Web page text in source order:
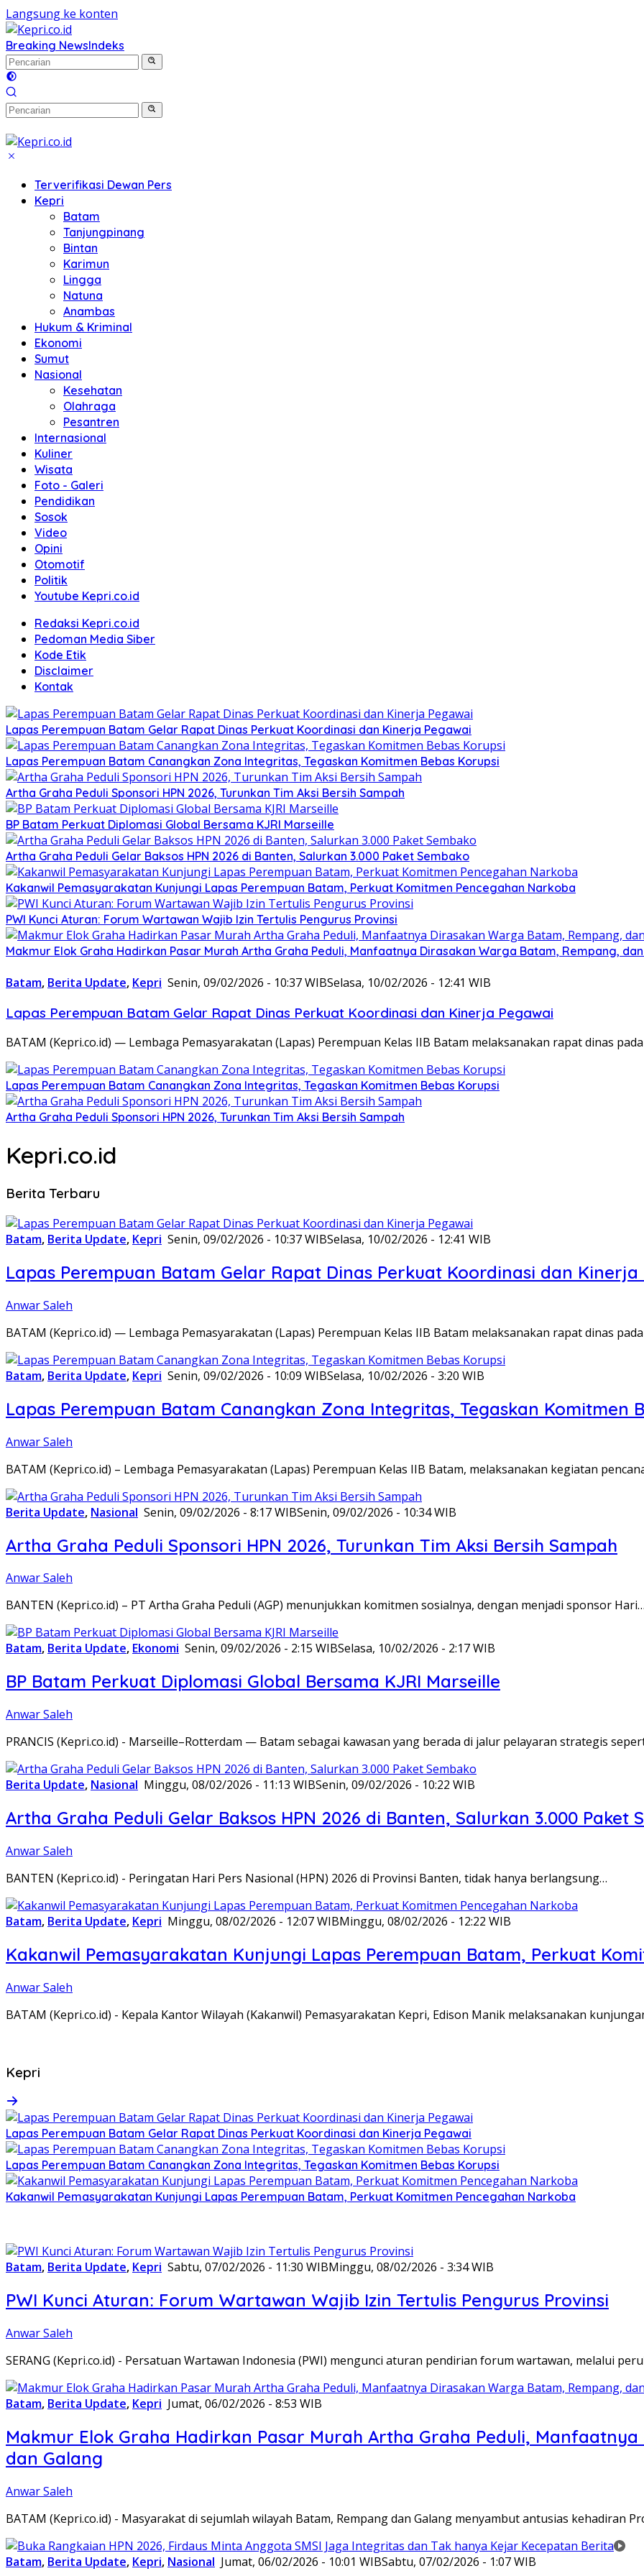
Langsung ke konten
Breaking NewsIndeks
Terverifikasi Dewan Pers
Kepri
Batam
Tanjungpinang
Bintan
Karimun
Lingga
Natuna
Anambas
Hukum & Kriminal
Ekonomi
Sumut
Nasional
Kesehatan
Olahraga
Pesantren
Internasional
Kuliner
Wisata
Foto - Galeri
Pendidikan
Sosok
Video
Opini
Otomotif
Politik
Youtube Kepri.co.id
Redaksi Kepri.co.id
Pedoman Media Siber
Kode Etik
Disclaimer
Kontak
Lapas Perempuan Batam Gelar Rapat Dinas Perkuat Koordinasi dan Kinerja Pegawai
Lapas Perempuan Batam Canangkan Zona Integritas, Tegaskan Komitmen Bebas Korupsi
Artha Graha Peduli Sponsori HPN 2026, Turunkan Tim Aksi Bersih Sampah
BP Batam Perkuat Diplomasi Global Bersama KJRI Marseille
Artha Graha Peduli Gelar Baksos HPN 2026 di Banten, Salurkan 3.000 Paket Sembako
Kakanwil Pemasyarakatan Kunjungi Lapas Perempuan Batam, Perkuat Komitmen Pencegahan Narkoba
PWI Kunci Aturan: Forum Wartawan Wajib Izin Tertulis Pengurus Provinsi
Makmur Elok Graha Hadirkan Pasar Murah Artha Graha Peduli, Manfaatnya Dirasakan Warga Batam, Rempang,
Batam, Berita Update, Kepri Senin, 09/02/2026 - 10:37 WIBSelasa, 10/02/2026 - 12:41 WIB
Lapas Perempuan Batam Gelar Rapat Dinas Perkuat Koordinasi dan Kinerja Pegawai
BATAM (Kepri.co.id) — Lembaga Pemasyarakatan (Lapas) Perempuan Kelas IIB Batam melaksanakan rapat dinas
Lapas Perempuan Batam Canangkan Zona Integritas, Tegaskan Komitmen Bebas Korupsi
Artha Graha Peduli Sponsori HPN 2026, Turunkan Tim Aksi Bersih Sampah
Kepri.co.id
Berita Terbaru
Batam, Berita Update, Kepri Senin, 09/02/2026 - 10:37 WIBSelasa, 10/02/2026 - 12:41 WIB
Lapas Perempuan Batam Gelar Rapat Dinas Perkuat Koordinasi dan Kinerja
Anwar Saleh
BATAM (Kepri.co.id) — Lembaga Pemasyarakatan (Lapas) Perempuan Kelas IIB Batam melaksanakan rapat dinas
Batam, Berita Update, Kepri Senin, 09/02/2026 - 10:09 WIBSelasa, 10/02/2026 - 3:20 WIB
Lapas Perempuan Batam Canangkan Zona Integritas, Tegaskan Komitmen
Anwar Saleh
BATAM (Kepri.co.id) – Lembaga Pemasyarakatan (Lapas) Perempuan Kelas IIB Batam, melaksanakan kegiatan
Berita Update, Nasional Senin, 09/02/2026 - 8:17 WIBSenin, 09/02/2026 - 10:34 WIB
Artha Graha Peduli Sponsori HPN 2026, Turunkan Tim Aksi Bersih Sampah
Anwar Saleh
BANTEN (Kepri.co.id) – PT Artha Graha Peduli (AGP) menunjukkan komitmen sosialnya, dengan menjadi sponsor Hari…
Batam, Berita Update, Ekonomi Senin, 09/02/2026 - 2:15 WIBSelasa, 10/02/2026 - 2:17 WIB
BP Batam Perkuat Diplomasi Global Bersama KJRI Marseille
Anwar Saleh
PRANCIS (Kepri.co.id) - Marseille–Rotterdam — Batam sebagai kawasan yang berada di jalur pelayaran strategis
Berita Update, Nasional Minggu, 08/02/2026 - 11:13 WIBSenin, 09/02/2026 - 10:22 WIB
Artha Graha Peduli Gelar Baksos HPN 2026 di Banten, Salurkan 3.000 Paket
Anwar Saleh
BANTEN (Kepri.co.id) - Peringatan Hari Pers Nasional (HPN) 2026 di Provinsi Banten, tidak hanya berlangsung…
Batam, Berita Update, Kepri Minggu, 08/02/2026 - 12:07 WIBMinggu, 08/02/2026 - 12:22 WIB
Kakanwil Pemasyarakatan Kunjungi Lapas Perempuan Batam, Perkuat
Anwar Saleh
BATAM (Kepri.co.id) - Kepala Kantor Wilayah (Kakanwil) Pemasyarakatan Kepri, Edison Manik melaksanakan
Kepri
Lapas Perempuan Batam Gelar Rapat Dinas Perkuat Koordinasi dan Kinerja Pegawai
Lapas Perempuan Batam Canangkan Zona Integritas, Tegaskan Komitmen Bebas Korupsi
Kakanwil Pemasyarakatan Kunjungi Lapas Perempuan Batam, Perkuat Komitmen Pencegahan Narkoba
Batam, Berita Update, Kepri Sabtu, 07/02/2026 - 11:30 WIBMinggu, 08/02/2026 - 3:34 WIB
PWI Kunci Aturan: Forum Wartawan Wajib Izin Tertulis Pengurus Provinsi
Anwar Saleh
SERANG (Kepri.co.id) - Persatuan Wartawan Indonesia (PWI) mengunci aturan pendirian forum wartawan, melalui
Batam, Berita Update, Kepri Jumat, 06/02/2026 - 8:53 WIB
Makmur Elok Graha Hadirkan Pasar Murah Artha Graha Peduli,
dan Galang
Anwar Saleh
BATAM (Kepri.co.id) - Masyarakat di sejumlah wilayah Batam, Rempang dan Galang menyambut antusias kehadiran
Batam, Berita Update, Kepri, Nasional Jumat, 06/02/2026 - 10:01 WIBSabtu, 07/02/2026 - 1:07 WIB